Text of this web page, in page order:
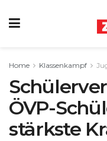
Home Klassenkampf
ÖVP-
stärkste